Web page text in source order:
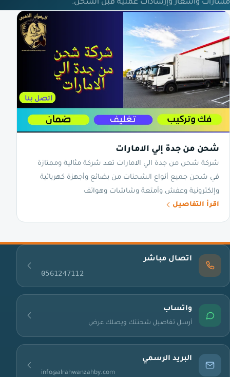
مسارات وأسعار وإرشادات عملية قبل الشحن.
شحن من جدة إلي الامارات
شركة شحن من جدة الي الامارات تعد شركة مثالية وممتازة
في شحن جميع أنواع الشحنات من بضائع وأجهزة كهربائية
وإلكترونية وعفش وأمتعة وشاشات وهواتف
اقرأ التفاصيل
اتصال مباشر
0561247112
واتساب
أرسل تفاصيل شحنتك ويصلك عرض
البريد الرسمي
info@alrahwanzahby.com